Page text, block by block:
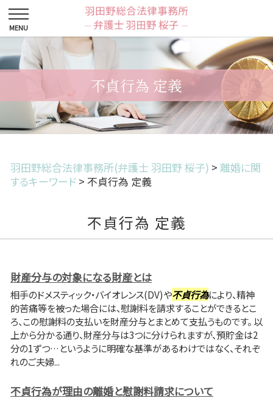
不貞行為 定義
羽田野総合法律事務所(弁護士 羽田野 桜子) > 離婚に関
するキーワード > 不貞行為 定義
不貞行為 定義
財産分与の対象になる財産とは
相手のドメスティック・バイオレンス(DV)や不貞行為により、精神
的苦痛等を被った場合には、慰謝料を請求することができるとこ
ろ、この慰謝料の支払いを財産分与とまとめて支払うものです。 以
上から分かる通り、財産分与は3つに分けられますが、預貯金は2
分の1ずつ…というように明確な基準があるわけではなく、それぞ
れのご夫婦...
不貞行為が理由の離婚と慰謝料請求について